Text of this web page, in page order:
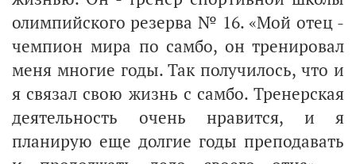
олимпийского резерва № 16. «Мой отец -
чемпион мира по самбо, он тренировал
меня многие годы. Так получилось, что и
я связал свою жизнь с самбо. Тренерская
деятельность очень нравится, и я
планирую еще долгие годы преподавать